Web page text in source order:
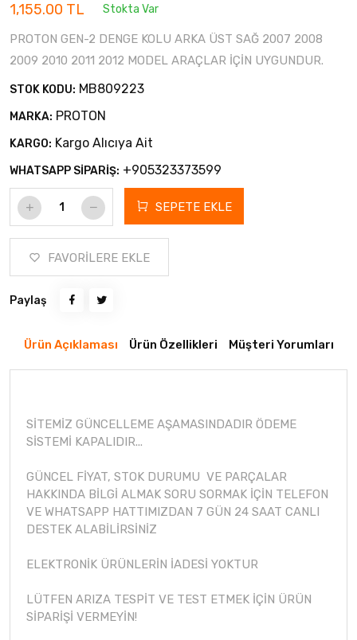
1,155.00 TL Stokta Var
PROTON GEN-2 DENGE KOLU ARKA ÜST SAĞ 2007 2008
2009 2010 2011 2012 MODEL ARAÇLAR İÇİN UYGUNDUR.
STOK KODU: MB809223
MARKA: PROTON
KARGO: Kargo Alıcıya Ait
WHATSAPP SİPARİŞ: +905323373599
SEPETE EKLE
FAVORİLERE EKLE
Paylaş
Ürün Açıklaması Ürün Özellikleri Müşteri Yorumları
SİTEMİZ GÜNCELLEME AŞAMASINDADIR ÖDEME
SİSTEMİ KAPALIDIR...
GÜNCEL FİYAT, STOK DURUMU VE PARÇALAR
HAKKINDA BİLGİ ALMAK SORU SORMAK İÇİN TELEFON
VE WHATSAPP HATTIMIZDAN 7 GÜN 24 SAAT CANLI
DESTEK ALABİLİRSİNİZ
ELEKTRONİK ÜRÜNLERİN İADESİ YOKTUR
LÜTFEN ARIZA TESPİT VE TEST ETMEK İÇİN ÜRÜN
SİPARİŞİ VERMEYİN!